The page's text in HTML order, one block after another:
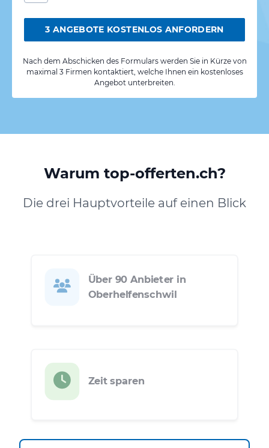
3 ANGEBOTE KOSTENLOS ANFORDERN
Nach dem Abschicken des Formulars werden Sie in Kürze von
maximal 3 Firmen kontaktiert, welche Ihnen ein kostenloses
Angebot unterbreiten.
Warum top-offerten.ch?
Die drei Hauptvorteile auf einen Blick
Über 90 Anbieter in
Oberhelfenschwil
Zeit sparen